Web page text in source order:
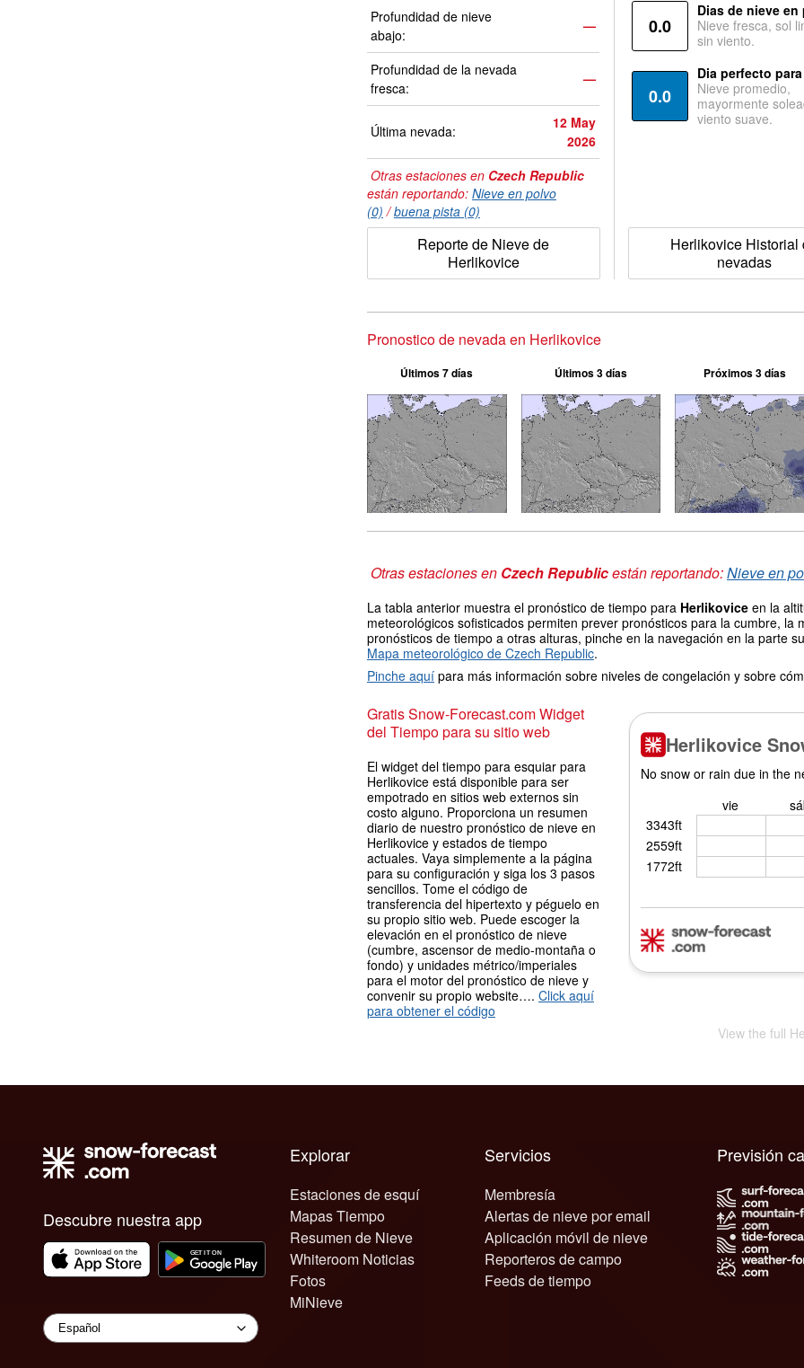
Profundidad de nieve
abajo:
—
Profundidad de la nevada
fresca:
—
Última nevada:
12 May
2026
Otras estaciones en Czech Republic
están reportando: Nieve en polvo
(0) /buena pista (0)
Reporte de Nieve de
Herlikovice
0.0
Dias de nieve en
Nieve fresca, sol
sin viento.
0.0
Dia perfecto
Nieve promedio,
mayormente
viento suave.
Herlikovice Historial
nevadas
Pronostico de nevada en Herlikovice
Últimos 7 días Últimos 3 días Próximos 3 días
Otras estaciones en Czech Republicestán reportando:Nieve en
La tabla anterior muestra el pronóstico de tiempo para Herlikovice en la
meteorológicos sofisticados permiten prever pronósticos para la cumbre, la
pronósticos de tiempo a otras alturas, pinche en la navegación en la parte
Mapa meteorológico de Czech Republic.
Pinche aquí para más información sobre niveles de congelación y sobre
Gratis Snow-Forecast.com Widget
del Tiempo para su sitio web
El widget del tiempo para esquiar para
Herlikovice está disponible para ser
empotrado en sitios web externos sin
costo alguno. Proporciona un resumen
diario de nuestro pronóstico de nieve en
Herlikovice y estados de tiempo
actuales. Vaya simplemente a la página
para su configuración y siga los 3 pasos
sencillos. Tome el código de
transferencia del hipertexto y péguelo en
su propio sitio web. Puede escoger la
elevación en el pronóstico de nieve
(cumbre, ascensor de medio-montaña o
fondo) y unidades métrico/imperiales
para el motor del pronóstico de nieve y
convenir su propio website…. Click aquí
para obtener el código
View the full
Descubre nuestra app
Explorar
Estaciones de esquí
Mapas Tiempo
Resumen de Nieve
Whiteroom Noticias
Fotos
MiNieve
Servicios
Membresía
Alertas de nieve por email
Aplicación móvil de nieve
Reporteros de campo
Feeds de tiempo
Previsión